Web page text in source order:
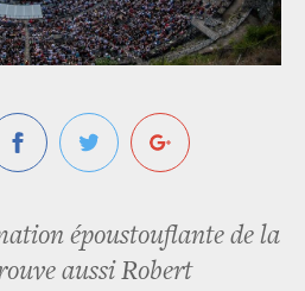
époustouflante de la
aussi Robert